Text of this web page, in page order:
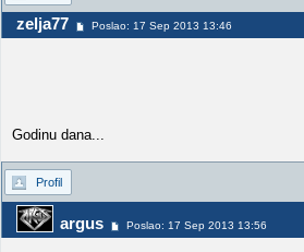
zelja77 Poslao: 17 Sep 2013 13:46
Godinu dana...
Profil
argus Poslao: 17 Sep 2013 13:56